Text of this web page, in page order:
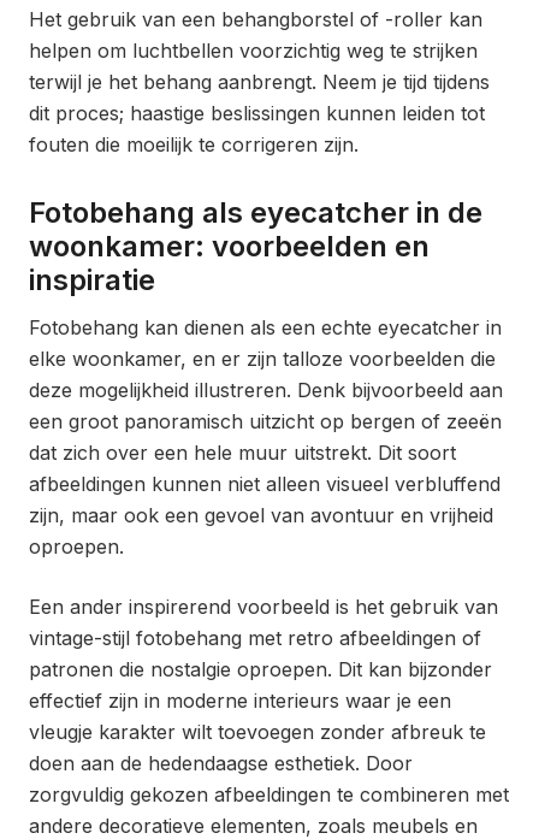
Het gebruik van een behangborstel of -roller kan
helpen om luchtbellen voorzichtig weg te strijken
terwijl je het behang aanbrengt. Neem je tijd tijdens
dit proces; haastige beslissingen kunnen leiden tot
fouten die moeilijk te corrigeren zijn.
Fotobehang als eyecatcher in de
woonkamer: voorbeelden en
inspiratie
Fotobehang kan dienen als een echte eyecatcher in
elke woonkamer, en er zijn talloze voorbeelden die
deze mogelijkheid illustreren. Denk bijvoorbeeld aan
een groot panoramisch uitzicht op bergen of zeeën
dat zich over een hele muur uitstrekt. Dit soort
afbeeldingen kunnen niet alleen visueel verbluffend
zijn, maar ook een gevoel van avontuur en vrijheid
oproepen.
Een ander inspirerend voorbeeld is het gebruik van
vintage-stijl fotobehang met retro afbeeldingen of
patronen die nostalgie oproepen. Dit kan bijzonder
effectief zijn in moderne interieurs waar je een
vleugje karakter wilt toevoegen zonder afbreuk te
doen aan de hedendaagse esthetiek. Door
zorgvuldig gekozen afbeeldingen te combineren met
andere decoratieve elementen, zoals meubels en